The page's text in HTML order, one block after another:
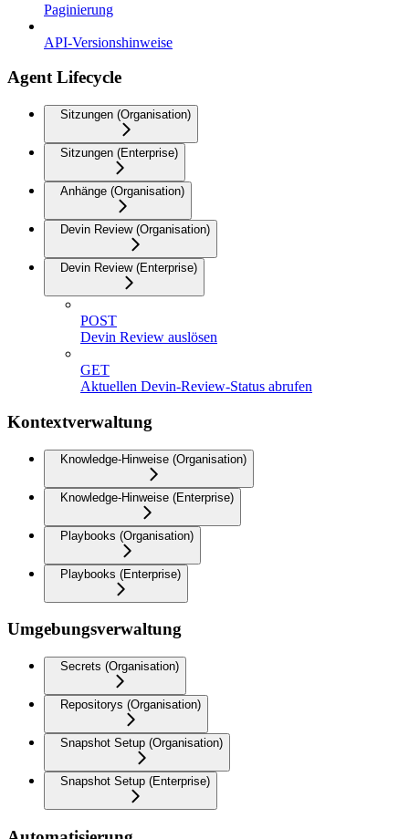
Paginierung
API-Versionshinweise
Agent Lifecycle
Sitzungen (Organisation)
Sitzungen (Enterprise)
Anhänge (Organisation)
Devin Review (Organisation)
Devin Review (Enterprise)
POST
Devin Review auslösen
GET
Aktuellen Devin-Review-Status abrufen
Kontextverwaltung
Knowledge-Hinweise (Organisation)
Knowledge-Hinweise (Enterprise)
Playbooks (Organisation)
Playbooks (Enterprise)
Umgebungsverwaltung
Secrets (Organisation)
Repositorys (Organisation)
Snapshot Setup (Organisation)
Snapshot Setup (Enterprise)